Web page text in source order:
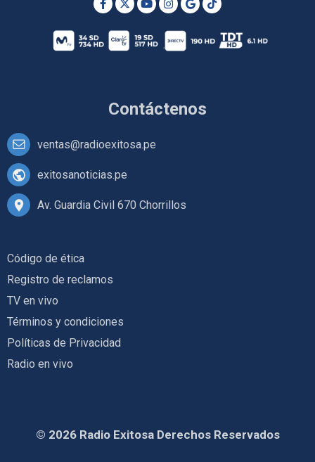
Contáctenos
ventas@radioexitosa.pe
exitosanoticias.pe
Av. Guardia Civil 670 Chorrillos
Código de ética
Registro de reclamos
TV en vivo
Términos y condiciones
Políticas de Privacidad
Radio en vivo
© 2026 Radio Exitosa Derechos Reservados